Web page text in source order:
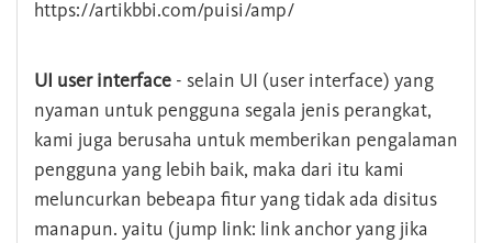
https://artikbbi.com/puisi/amp/
UI user interface - selain UI (user interface) yang
nyaman untuk pengguna segala jenis perangkat,
kami juga berusaha untuk memberikan pengalaman
pengguna yang lebih baik, maka dari itu kami
meluncurkan bebeapa fitur yang tidak ada disitus
manapun. yaitu (jump link: link anchor yang jika